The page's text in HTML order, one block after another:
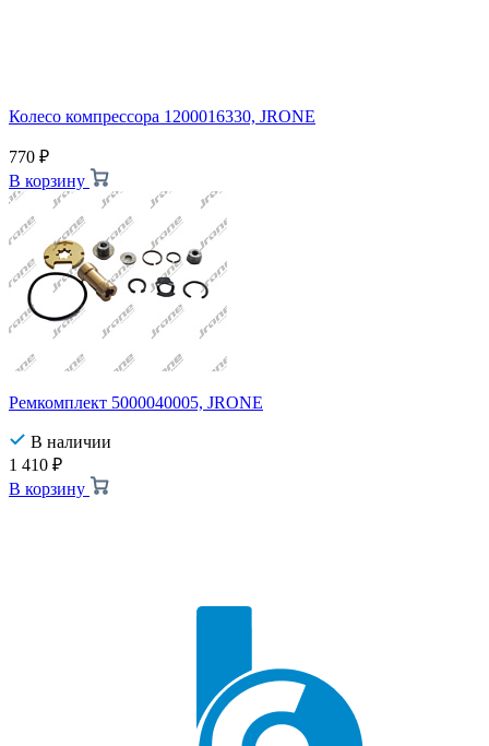
Колесо компрессора 1200016330, JRONE
770 ₽
В корзину
Ремкомплект 5000040005, JRONE
В наличии
1 410 ₽
В корзину